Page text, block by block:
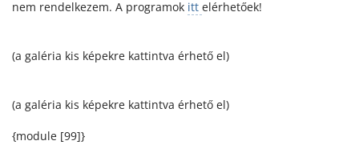
nem rendelkezem. A programok itt elérhetőek!
(a galéria kis képekre kattintva érhető el)
(a galéria kis képekre kattintva érhető el)
{module [99]}